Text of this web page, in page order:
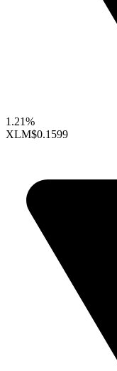
1.21%
XLM$0.1599